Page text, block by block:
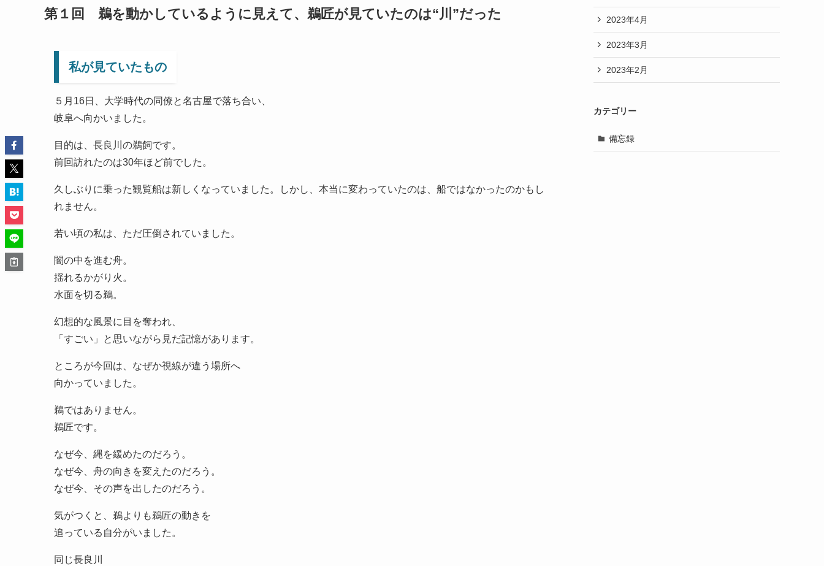
第１回 鵜を動かしているように見えて、鵜匠が見ていたのは“川”だった
私が見ていたもの
５月16日、大学時代の同僚と名古屋で落ち合い、
岐阜へ向かいました。
目的は、長良川の鵜飼です。
前回訪れたのは30年ほど前でした。
久しぶりに乗った観覧船は新しくなっていました。しかし、本当に変わっていたのは、船ではなかったのかもし
れません。
若い頃の私は、ただ圧倒されていました。
闇の中を進む舟。
揺れるかがり火。
水面を切る鵜。
幻想的な風景に目を奪われ、
「すごい」と思いながら見だ記憶があります。
ところが今回は、なぜか視線が違う場所へ
向かっていました。
鵜ではありません。
鵜匠です。
なぜ今、縄を緩めたのだろう。
なぜ今、舟の向きを変えたのだろう。
なぜ今、その声を出したのだろう。
気がつくと、鵜よりも鵜匠の動きを
追っている自分がいました。
同じ長良川
2023年4月
2023年3月
2023年2月
カテゴリー
備忘録